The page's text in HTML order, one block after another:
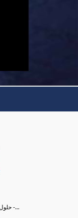
حلول مشكلات تنفيذ المشروعات -...